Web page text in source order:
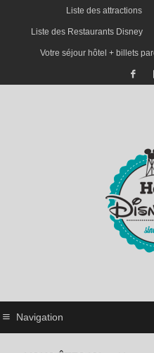
Liste des attractions
Liste des Restaurants Disney
Votre séjour hôtel + billets
Navigation